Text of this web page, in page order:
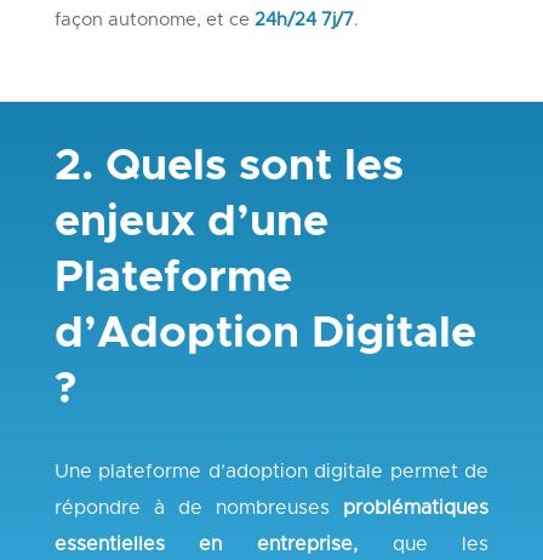
façon autonome, et ce 24h/24 7j/7.
2. Quels sont les
enjeux d’une
Plateforme
d’Adoption Digitale
?
Une plateforme d’adoption digitale permet de
répondre à de nombreuses problématiques
essentielles en entreprise, que les